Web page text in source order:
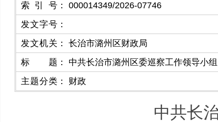
索引号 ：
000014349/2026-07746
发文字号 ：
发文机关 ：
长治市潞州区财政局
标题 ：
中共长治市潞州区委巡察工作领导小
主题分类 ： 财政
中共长